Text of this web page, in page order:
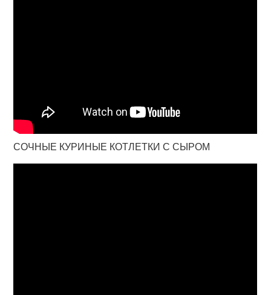
СОЧНЫЕ КУРИНЫЕ КОТЛЕТКИ С СЫРОМ